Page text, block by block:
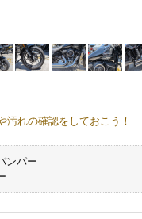
汚れの確認をしておこう！
ンパー